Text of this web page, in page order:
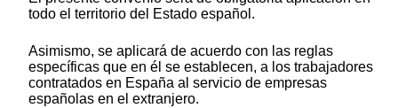
todo el territorio del Estado español.
Asimismo, se aplicará de acuerdo con las reglas
específicas que en él se establecen, a los trabajadores
contratados en España al servicio de empresas
españolas en el extranjero.